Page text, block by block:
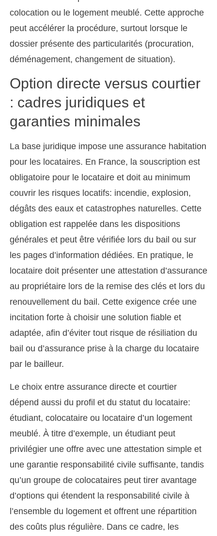
colocation ou le logement meublé. Cette approche
peut accélérer la procédure, surtout lorsque le
dossier présente des particularités (procuration,
déménagement, changement de situation).
Option directe versus courtier
: cadres juridiques et
garanties minimales
La base juridique impose une assurance habitation
pour les locataires. En France, la souscription est
obligatoire pour le locataire et doit au minimum
couvrir les risques locatifs: incendie, explosion,
dégâts des eaux et catastrophes naturelles. Cette
obligation est rappelée dans les dispositions
générales et peut être vérifiée lors du bail ou sur
les pages d’information dédiées. En pratique, le
locataire doit présenter une attestation d’assurance
au propriétaire lors de la remise des clés et lors du
renouvellement du bail. Cette exigence crée une
incitation forte à choisir une solution fiable et
adaptée, afin d’éviter tout risque de résiliation du
bail ou d’assurance prise à la charge du locataire
par le bailleur.
Le choix entre assurance directe et courtier
dépend aussi du profil et du statut du locataire:
étudiant, colocataire ou locataire d’un logement
meublé. À titre d’exemple, un étudiant peut
privilégier une offre avec une attestation simple et
une garantie responsabilité civile suffisante, tandis
qu’un groupe de colocataires peut tirer avantage
d’options qui étendent la responsabilité civile à
l’ensemble du logement et offrent une répartition
des coûts plus régulière. Dans ce cadre, les